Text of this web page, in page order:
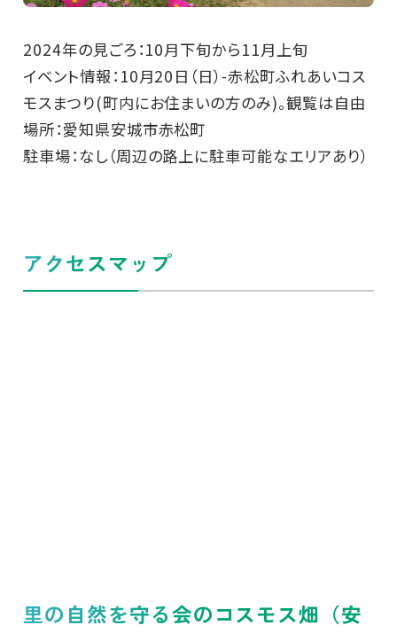
2024年の見ごろ：10月下旬から11月上旬
イベント情報：10月20日（日）-赤松町ふれあいコス
モスまつり(町内にお住まいの方のみ)。観覧は自由
場所：愛知県安城市赤松町
駐車場：なし（周辺の路上に駐車可能なエリアあり）
アクセスマップ
里の自然を守る会のコスモス畑（安